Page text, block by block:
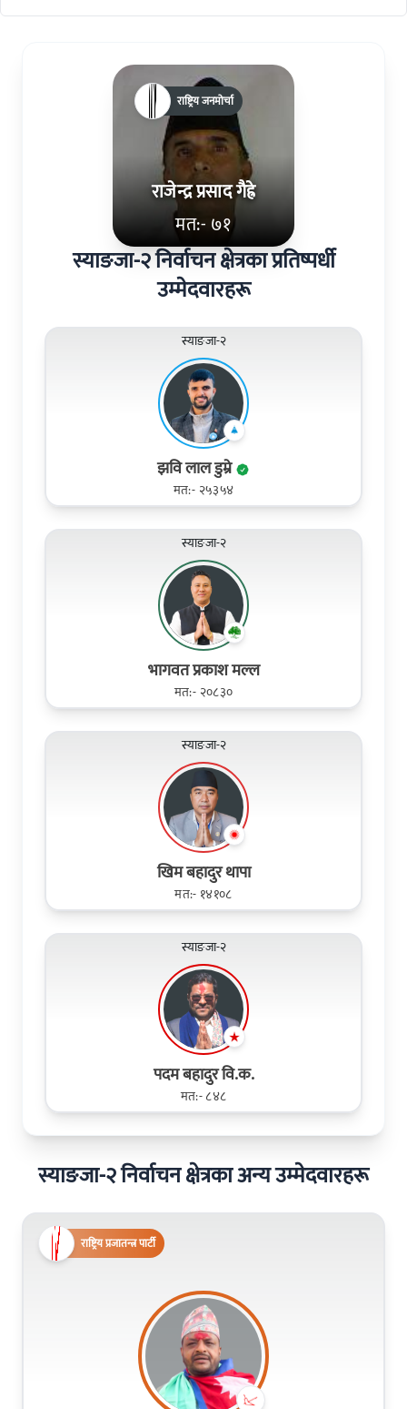
राजेन्द्र प्रसाद गैह्रे
मत:- ७१
राष्ट्रिय जनमोर्चा
स्याङजा-२ निर्वाचन क्षेत्रका प्रतिष्पर्धी
उम्मेदवारहरू
स्याङजा-२
झवि लाल डुम्रे
मत:- २५३५४
स्याङजा-२
भागवत प्रकाश मल्ल
मत:- २०८३०
स्याङजा-२
खिम बहादुर थापा
मत:- १४१०८
स्याङजा-२
पदम बहादुर वि.क.
मत:- ८४८
स्याङजा-२ निर्वाचन क्षेत्रका अन्य उम्मेदवारहरू
राष्ट्रिय प्रजातन्त्र पार्टी